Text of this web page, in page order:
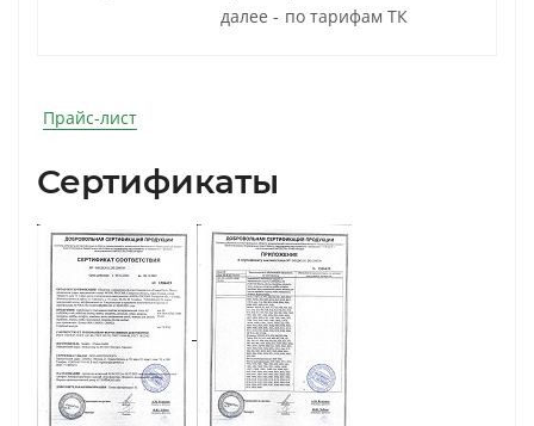
далее - по тарифам ТК
Прайс-лист
Сертификаты